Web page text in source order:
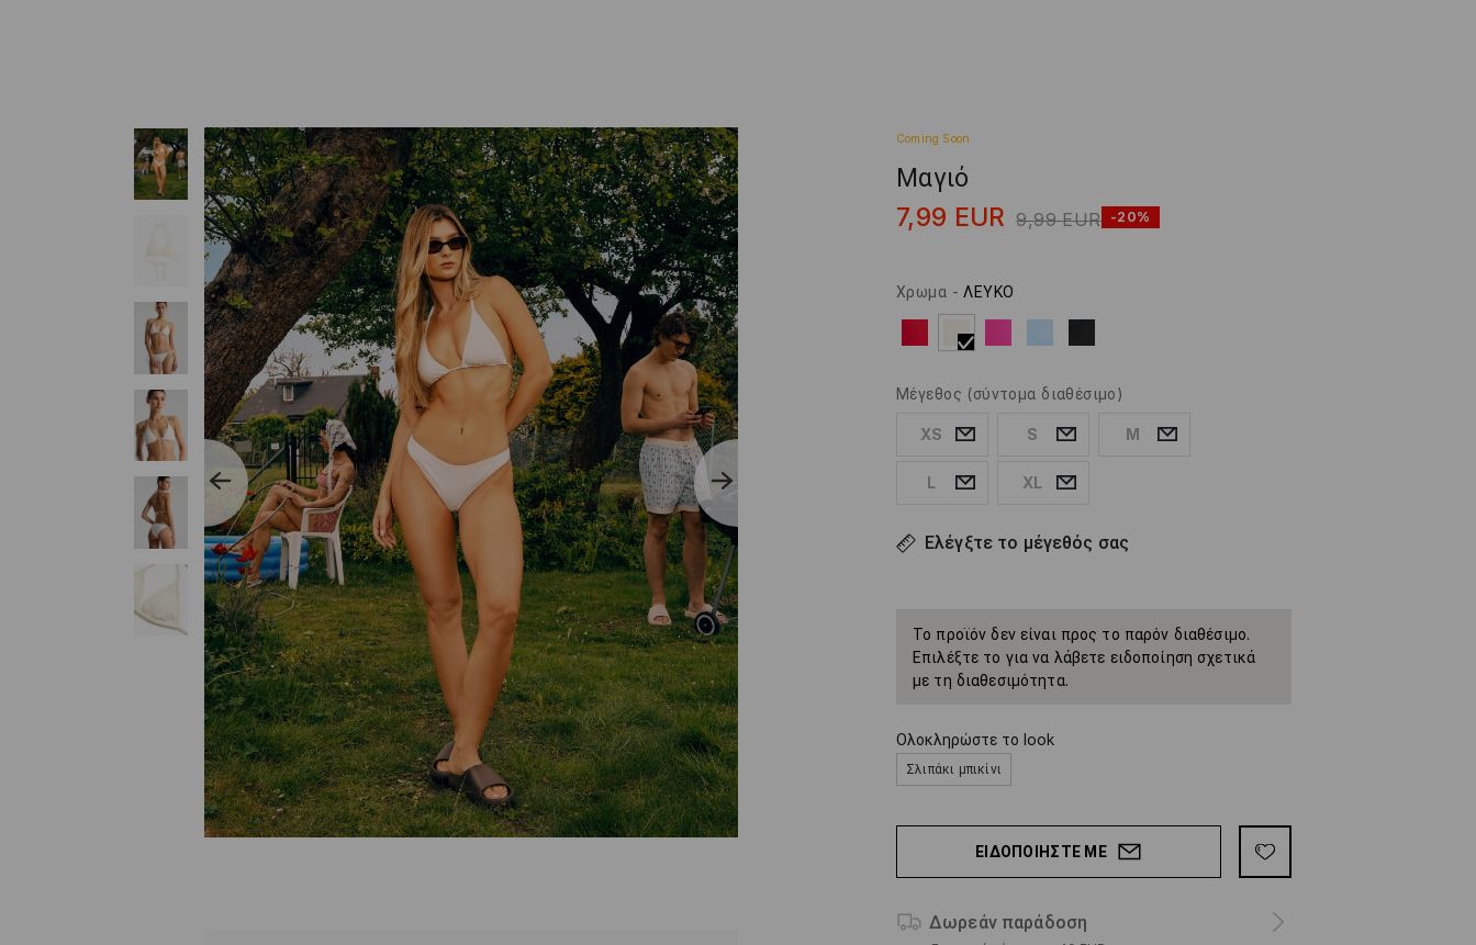
Coming Soon
Μαγιό
7,99 EUR 9,99 EUR -20%
Χρωμα -ΛΕΥΚΟ
Μέγεθος (σύντομα διαθέσιμο)
XS S M
L XL
Ελέγξτε το μέγεθός σας
Το προϊόν δεν είναι προς το παρόν διαθέσιμο.
Επιλέξτε το για να λάβετε ειδοποίηση σχετικά
με τη διαθεσιμότητα.
Ολοκληρώστε το look
Σλιπάκι μπικίνι
ΕΙΔΟΠΟΙΉΣΤΕ ΜΕ
Δωρεάν παράδοση